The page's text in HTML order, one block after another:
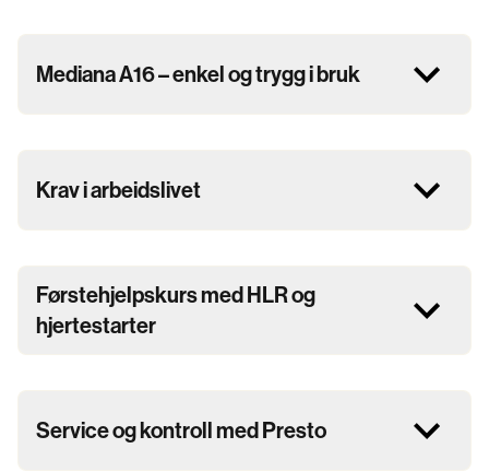
Mediana A16 – enkel og trygg i bruk
Krav i arbeidslivet
Førstehjelpskurs med HLR og
hjertestarter
Service og kontroll med Presto